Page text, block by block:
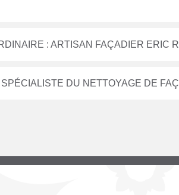
: ARTISAN FAÇADIER ERIC
DU NETTOYAGE DE